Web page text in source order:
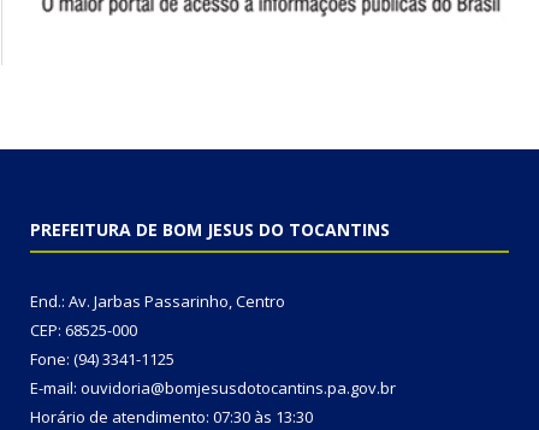
PREFEITURA DE BOM JESUS DO TOCANTINS
End.: Av. Jarbas Passarinho, Centro
CEP: 68525-000
Fone: (94) 3341-1125
E-mail: ouvidoria@bomjesusdotocantins.pa.gov.br
Horário de atendimento: 07:30 às 13:30